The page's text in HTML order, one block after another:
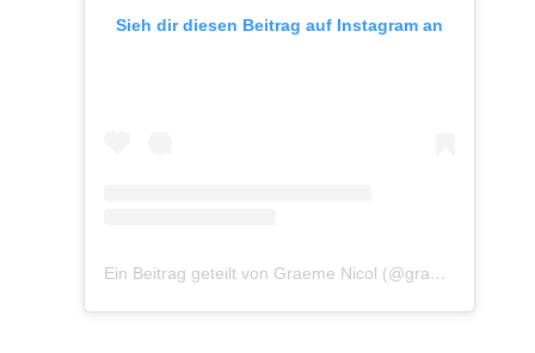
Sieh dir diesen Beitrag auf Instagram an
Ein Beitrag geteilt von Graeme Nicol (@graemenicolphoto)